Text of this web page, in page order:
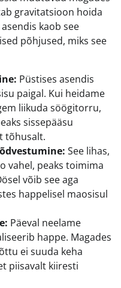
gravitatsioon hoida
kaob see
põhjused, miks see
Püstises asendis
paigal. Kui heidame
liikuda söögitorru,
sissepääsu
tõhusalt.
See lihas,
vahel, peaks toimima
võib see aga
happelisel maosisul
Päeval neelame
happe. Magades
ei suuda keha
piisavalt kiiresti